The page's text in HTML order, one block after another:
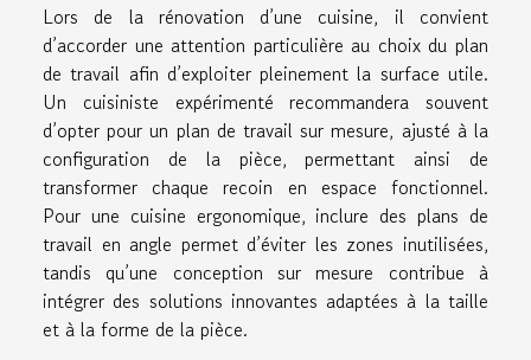
Lors de la rénovation d’une cuisine, il convient
d’accorder une attention particulière au choix du plan
de travail afin d’exploiter pleinement la surface utile.
Un cuisiniste expérimenté recommandera souvent
d’opter pour un plan de travail sur mesure, ajusté à la
configuration de la pièce, permettant ainsi de
transformer chaque recoin en espace fonctionnel.
Pour une cuisine ergonomique, inclure des plans de
travail en angle permet d’éviter les zones inutilisées,
tandis qu’une conception sur mesure contribue à
intégrer des solutions innovantes adaptées à la taille
et à la forme de la pièce.